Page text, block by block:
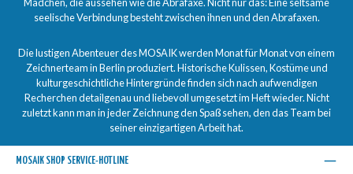
Mädchen, die aussehen wie die Abrafaxe. Nicht nur das: Eine seltsame
seelische Verbindung besteht zwischen ihnen und den Abrafaxen.
Die lustigen Abenteuer des MOSAIK werden Monat für Monat von einem
Zeichnerteam in Berlin produziert. Historische Kulissen, Kostüme und
kulturgeschichtliche Hintergründe finden sich nach aufwendigen
Recherchen detailgenau und liebevoll umgesetzt im Heft wieder. Nicht
zuletzt kann man in jeder Zeichnung den Spaß sehen, den das Team bei
seiner einzigartigen Arbeit hat.
MOSAIK SHOP SERVICE-HOTLINE